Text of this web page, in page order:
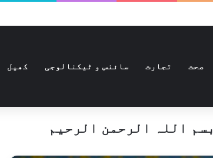
صحت تجارت سائنس و ٹیکنالوجی کھیل
بسم اللہ الرحمن الرحیم